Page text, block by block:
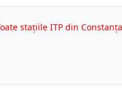
stațiile ITP din Constanța